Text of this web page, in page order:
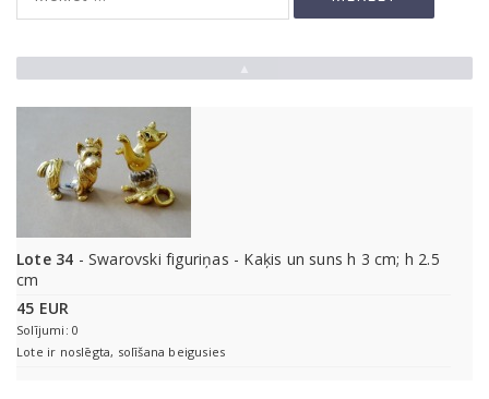
Lote 34 - Swarovski figuriņas - Kaķis un suns h 3 cm; h 2.5
cm
45 EUR
Solījumi: 0
Lote ir noslēgta, solīšana beigusies